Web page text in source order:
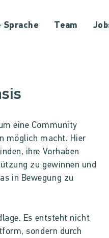
Sprache Team
eine Community
möglich macht. Hier
ihre Vorhaben
zu gewinnen und
in Bewegung zu
Es entsteht nicht
sondern durch